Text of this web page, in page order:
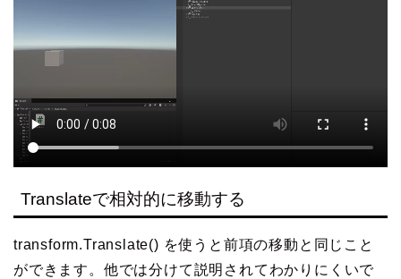
Translateで相対的に移動する
transform.Translate() を使うと前項の移動と同じこと
ができます。他では分けて説明されてわかりにくいで